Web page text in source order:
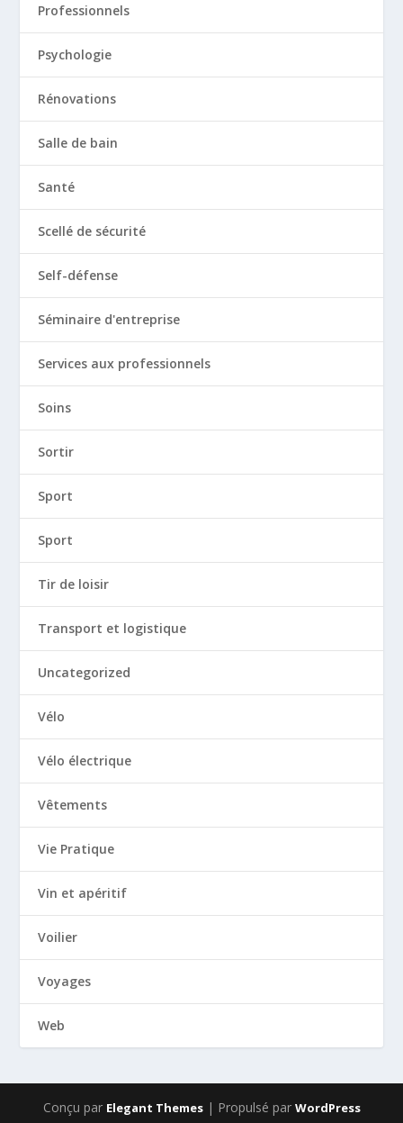
Professionnels
Psychologie
Rénovations
Salle de bain
Santé
Scellé de sécurité
Self-défense
Séminaire d'entreprise
Services aux professionnels
Soins
Sortir
Sport
Sport
Tir de loisir
Transport et logistique
Uncategorized
Vélo
Vélo électrique
Vêtements
Vie Pratique
Vin et apéritif
Voilier
Voyages
Web
Conçu par Elegant Themes| Propulsé par WordPress